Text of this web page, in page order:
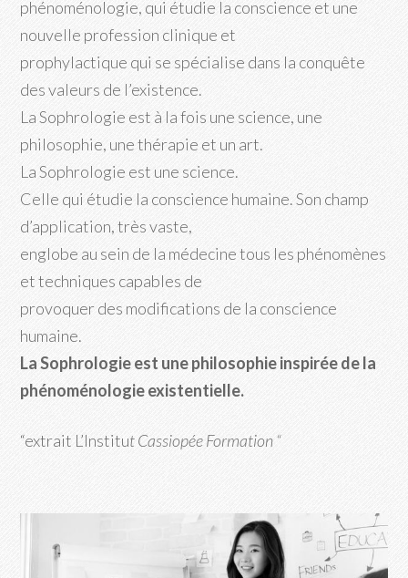
phénoménologie, qui étudie la conscience et une
nouvelle profession clinique et
prophylactique qui se spécialise dans la conquête
des valeurs de l’existence.
La Sophrologie est à la fois une science, une
philosophie, une thérapie et un art.
La Sophrologie est une science.
Celle qui étudie la conscience humaine. Son champ
d’application, très vaste,
englobe au sein de la médecine tous les phénomènes
et techniques capables de
provoquer des modifications de la conscience
humaine.
La Sophrologie est une philosophie inspirée de la
phénoménologie existentielle.
“extrait L’Institut Cassiopée Formation “